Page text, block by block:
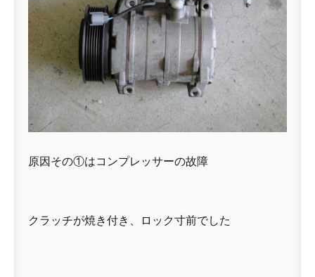
原因その①はコンプレッサーの故障
クラッチが焼き付き、ロック寸前でした